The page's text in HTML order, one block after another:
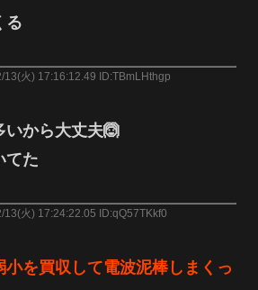
る
13(火) 17:16:12.49 ID:TBmLHthgp
いから大丈夫🙆
てた
13(火) 17:24:22.05 ID:qQ57TKkf0
小を買収して電波泥棒しまくっ